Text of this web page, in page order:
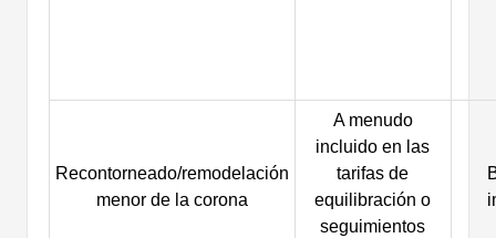
Recontorneado/remodelación
menor de la corona
A menudo
incluido en las
tarifas de
equilibración o
seguimientos